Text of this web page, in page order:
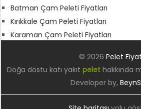
Batman Çam Peleti Fiyatları
Kırıkkale Çam Peleti Fiyatları
Karaman Çam Peleti Fiyatları
© 2026 Pelet
Doğa dostu katı yakıt pelethakkında
Developer by,